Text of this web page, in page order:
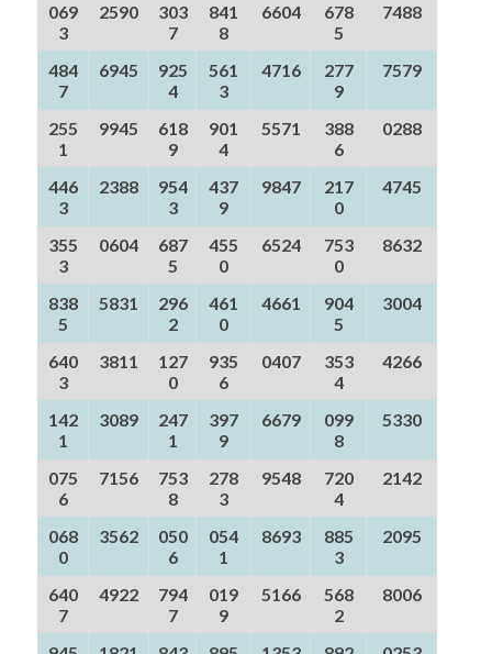
069
3
2590
303
7
841
8
6604
678
5
7488
484
7
6945
925
4
561
3
4716
277
9
7579
255
1
9945
618
9
901
4
5571
388
6
0288
446
3
2388
954
3
437
9
9847
217
0
4745
355
3
0604
687
5
455
0
6524
753
0
8632
838
5
5831
296
2
461
0
4661
904
5
3004
640
3
3811
127
0
935
6
0407
353
4
4266
142
1
3089
247
1
397
9
6679
099
8
5330
075
6
7156
753
8
278
3
9548
720
4
2142
068
0
3562
050
6
054
1
8693
885
3
2095
640
7
4922
794
7
019
9
5166
568
2
8006